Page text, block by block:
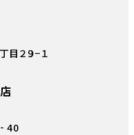
目２９−１